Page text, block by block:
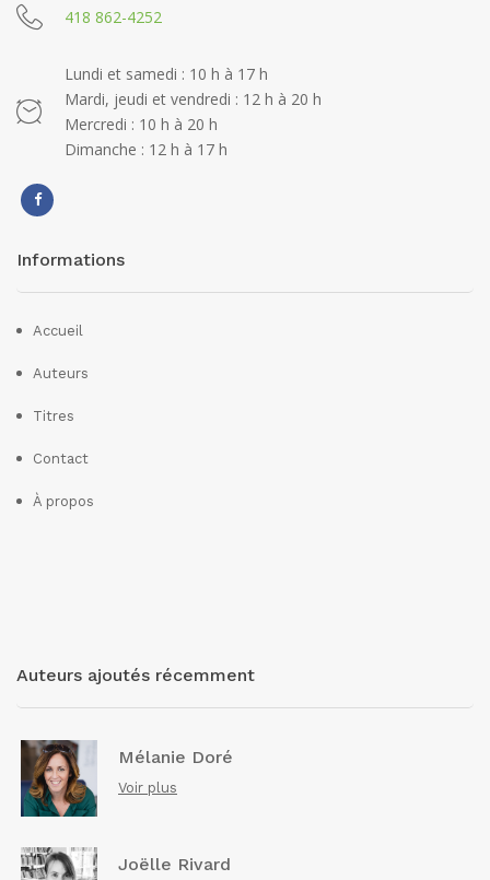
418 862-4252
Lundi et samedi : 10 h à 17 h
Mardi, jeudi et vendredi : 12 h à 20 h
Mercredi : 10 h à 20 h
Dimanche : 12 h à 17 h
Informations
Accueil
Auteurs
Titres
Contact
À propos
Auteurs ajoutés récemment
Mélanie Doré
Voir plus
Joëlle Rivard